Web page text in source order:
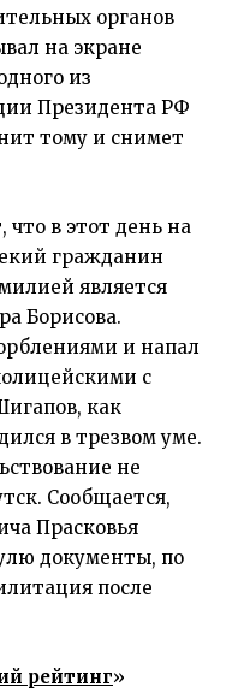
органов
на экране
из
Президента РФ
тому и снимет
в этот день на
гражданин
является
Борисова.
и напал
с
как
в трезвом уме.
не
Сообщается,
Прасковья
документы, по
после
рейтинг»